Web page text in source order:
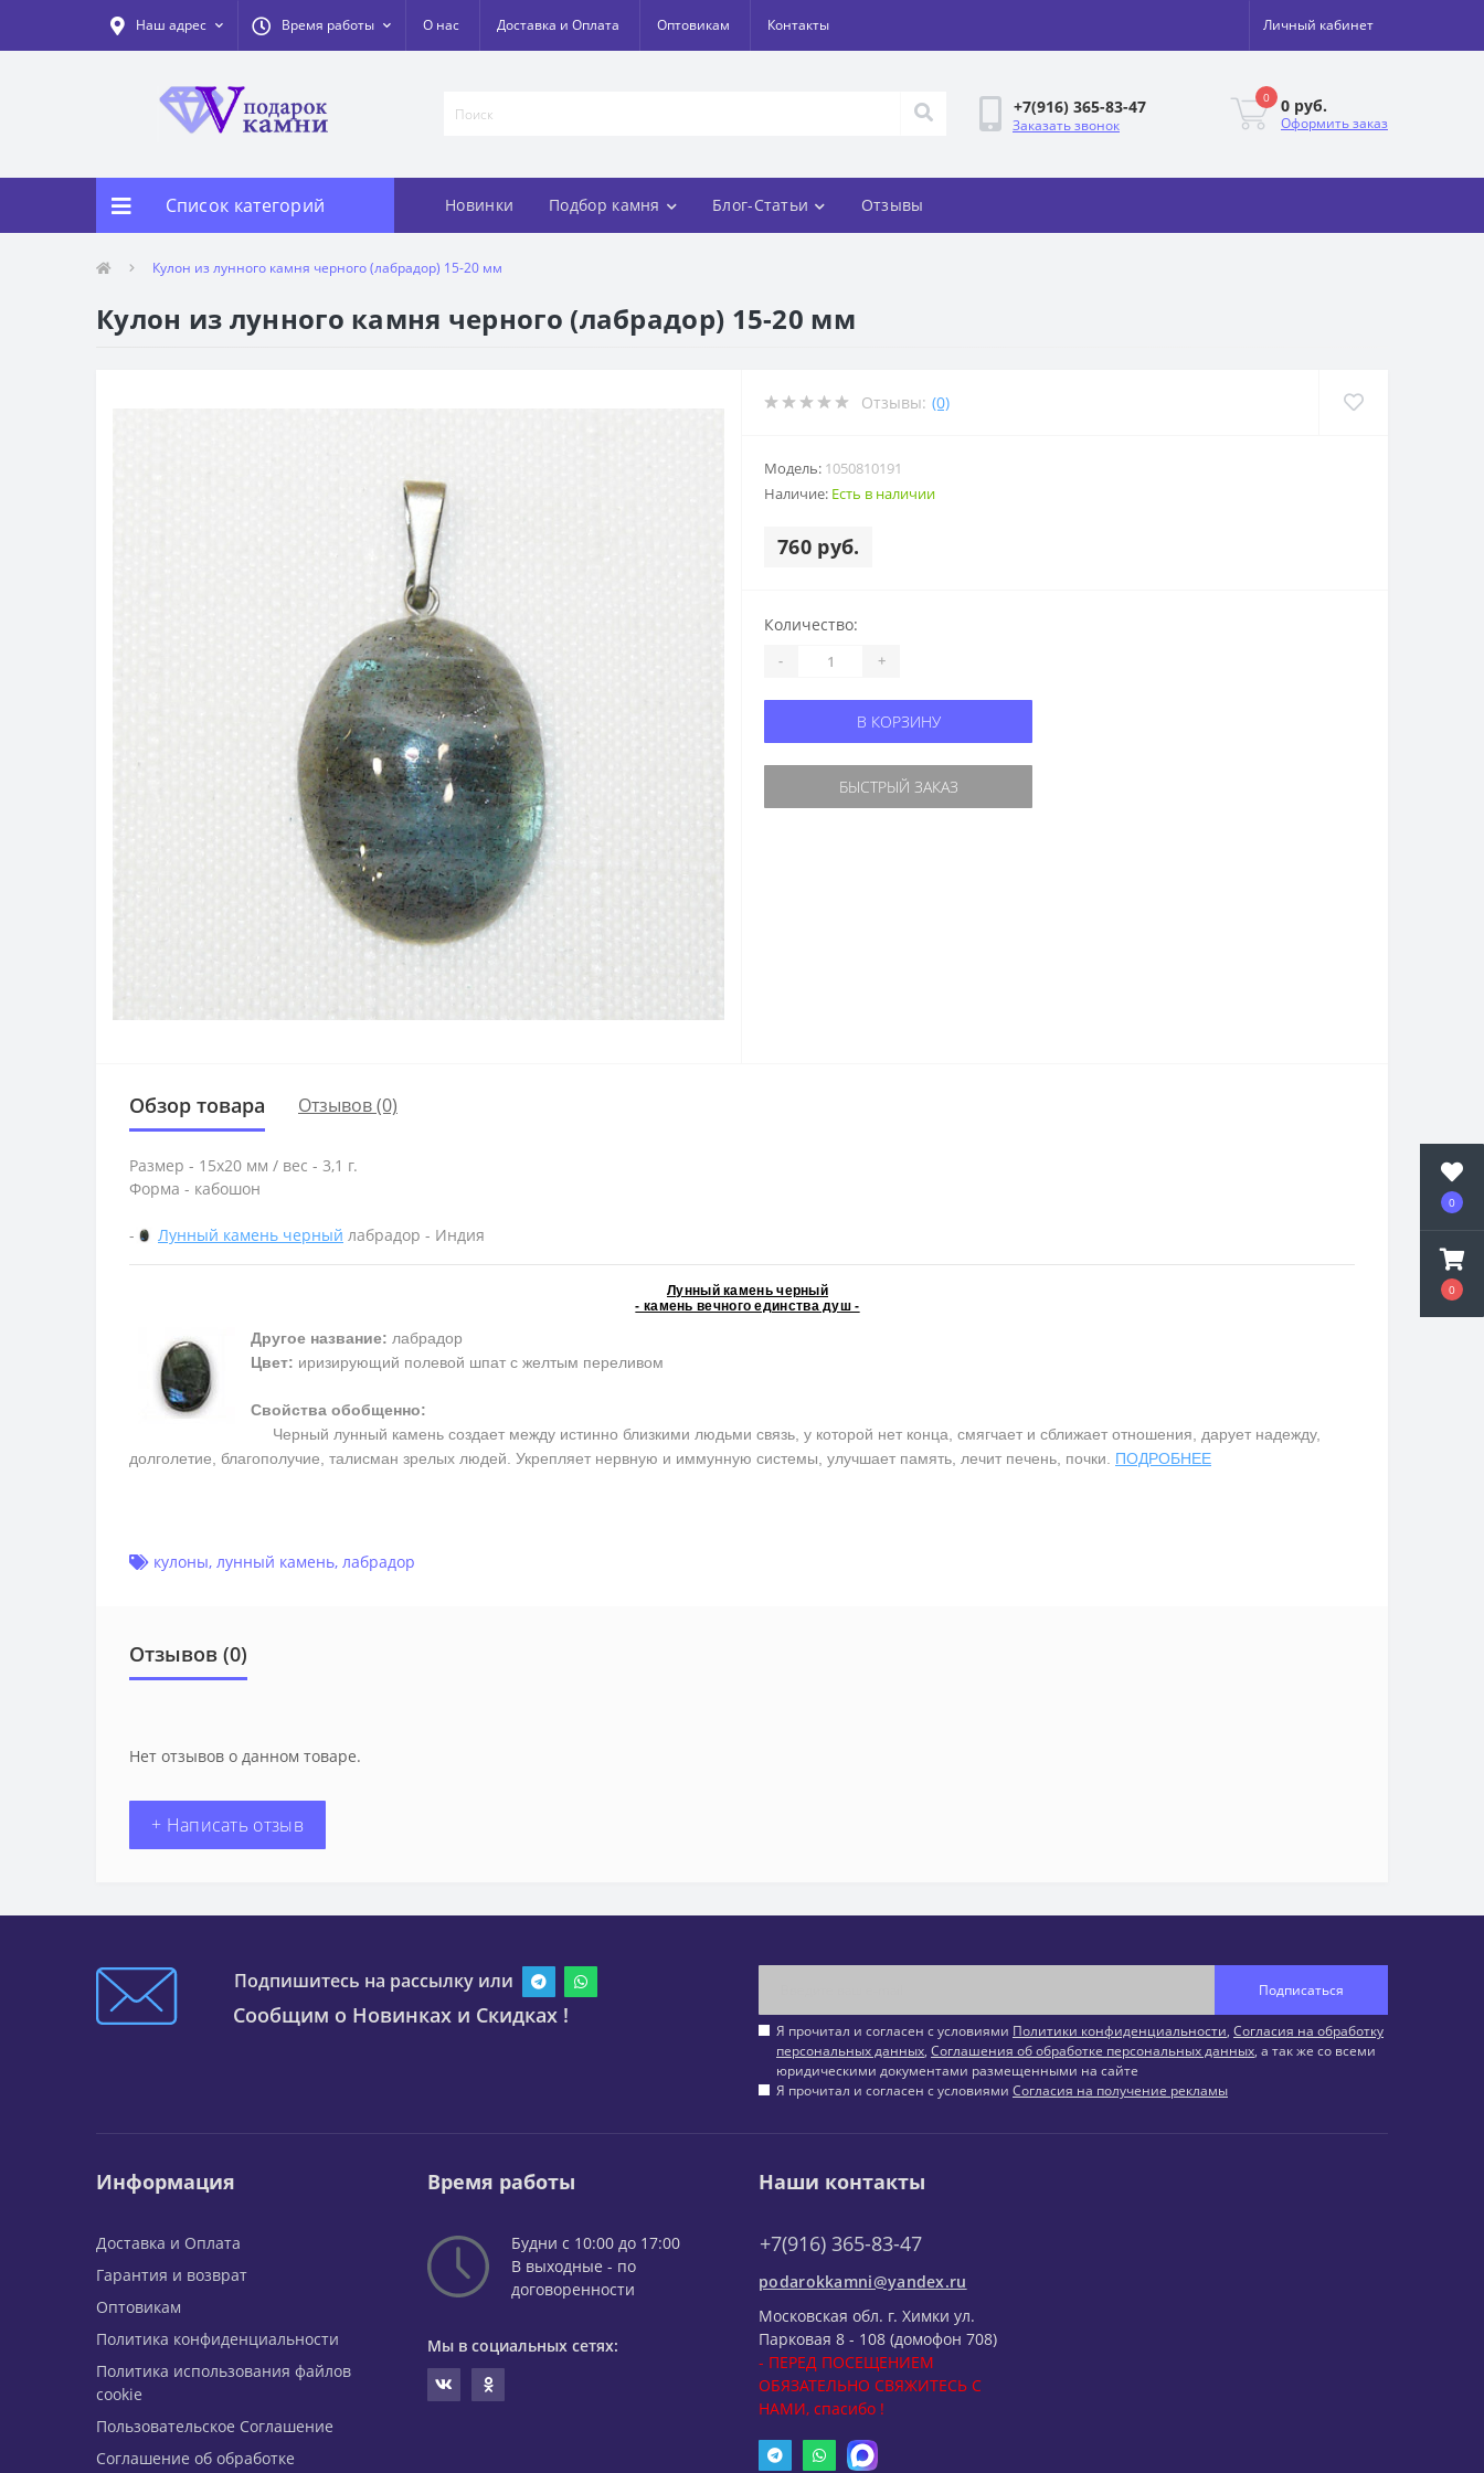
0
0
Наш адрес Время работы О нас Доставка и Оплата Оптовикам Контакты Личный кабинет
+7(916) 365-83-47
Заказать звонок
0 0 руб.
Оформить заказ
Список категорий Новинки Подбор камня Блог-Статьи Отзывы
Кулон из лунного камня черного (лабрадор) 15-20 мм
Кулон из лунного камня черного (лабрадор) 15-20 мм
Отзывы: (0)
Модель: 1050810191
Наличие: Есть в наличии
760 руб.
Количество:
- +
В КОРЗИНУ
БЫСТРЫЙ ЗАКАЗ
Обзор товара Отзывов (0)
Размер - 15х20 мм / вес - 3,1 г.
Форма - кабошон
- Лунный камень черный лабрадор - Индия
Лунный камень черный
- камень вечного единства душ -
Другое название: лабрадор
Цвет: иризирующий полевой шпат c желтым переливом
Свойства обобщенно:
Черный лунный камень создает между истинно близкими людьми связь, у которой нет конца, смягчает и сближает отношения, дарует надежду,
долголетие, благополучие, талисман зрелых людей. Укрепляет нервную и иммунную системы, улучшает память, лечит печень, почки. ПОДРОБНЕЕ
кулоны, лунный камень, лабрадор
Отзывов (0)
Нет отзывов о данном товаре.
+ Написать отзыв
Подпишитесь на рассылку или
Сообщим о Новинках и Скидках !
Подписаться
Я прочитал и согласен с условиями Политики конфиденциальности, Согласия на обработку
персональных данных, Соглашения об обработке персональных данных, а так же со всеми
юридическими документами размещенными на сайте
Я прочитал и согласен с условиями Согласия на получение рекламы
Информация
Доставка и Оплата
Гарантия и возврат
Оптовикам
Политика конфиденциальности
Политика использования файлов
cookie
Пользовательское Соглашение
Соглашение об обработке
Время работы
Будни с 10:00 до 17:00
В выходные - по
договоренности
Мы в социальных сетях:
Наши контакты
+7(916) 365-83-47
podarokkamni@yandex.ru
Московская обл. г. Химки ул.
Парковая 8 - 108 (домофон 708)
- ПЕРЕД ПОСЕЩЕНИЕМ
ОБЯЗАТЕЛЬНО СВЯЖИТЕСЬ С
НАМИ, спасибо !